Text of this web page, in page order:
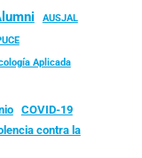
AUSJAL
Aplicada
COVID-19
contra la